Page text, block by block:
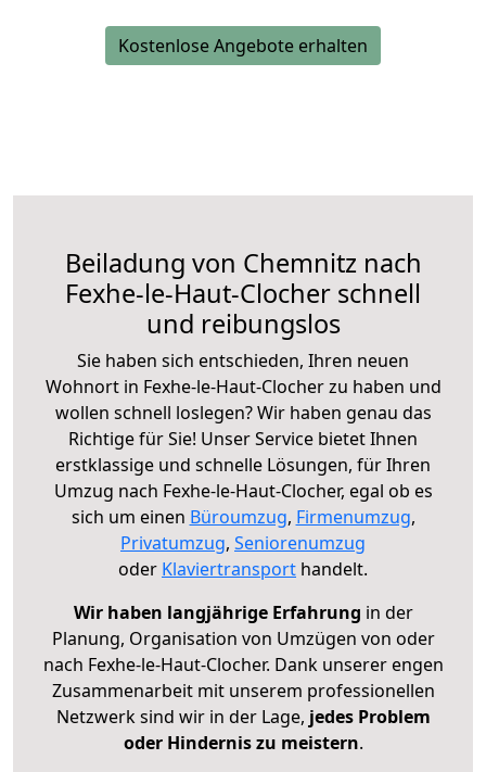
Kostenlose Angebote erhalten
Beiladung von Chemnitz nach
Fexhe-le-Haut-Clocher schnell
und reibungslos
Sie haben sich entschieden, Ihren neuen
Wohnort in Fexhe-le-Haut-Clocher zu haben und
wollen schnell loslegen? Wir haben genau das
Richtige für Sie! Unser Service bietet Ihnen
erstklassige und schnelle Lösungen, für Ihren
Umzug nach Fexhe-le-Haut-Clocher, egal ob es
sich um einen Büroumzug, Firmenumzug,
Privatumzug, Seniorenumzug
oder Klaviertransport handelt.
Wir haben langjährige Erfahrung in der
Planung, Organisation von Umzügen von oder
nach Fexhe-le-Haut-Clocher. Dank unserer engen
Zusammenarbeit mit unserem professionellen
Netzwerk sind wir in der Lage, jedes Problem
oder Hindernis zu meistern.